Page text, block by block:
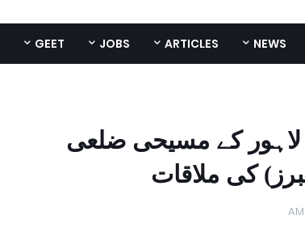
NEWS
ARTICLES
JOBS
GEET
کے مسیحی ضلعی
کی ملاقات